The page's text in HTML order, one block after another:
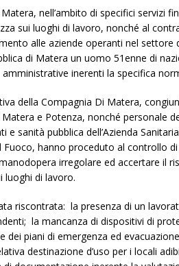
nell’ambito di specifici servizi
sui luoghi di lavoro, nonché al
alle aziende operanti nel settore
di Matera un uomo 51enne di
inerenti la specifica
della Compagnia Di Matera,
e Potenza, nonché personale
e sanità pubblica dell’Azienda
hanno proceduto al controllo
irregolare ed accertare il
luoghi di lavoro.
riscontrata: la presenza di un
la mancanza di dispositivi di
dei piani di emergenza ed
destinazione d’uso per i locali